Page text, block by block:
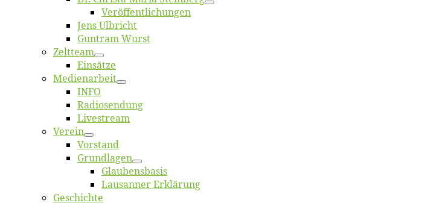
Ver­öf­fent­li­chun­gen
Jens Ulb­richt
Gun­tram Wurst
Zelt­team
Ein­sät­ze
Me­di­en­ar­beit
INFO
Ra­dio­sen­dung
Live­stream
Ver­ein
Vor­stand
Grund­la­gen
Glaubens­ba­sis
Lausan­ner Erklärung
Ge­schich­te